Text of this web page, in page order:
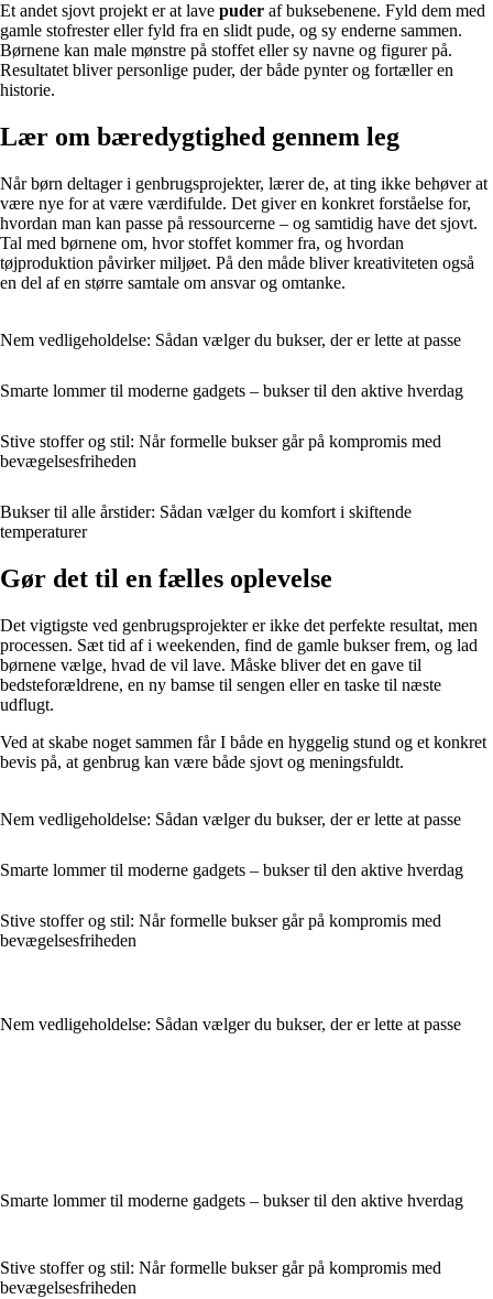
Et andet sjovt projekt er at lave puder af buksebenene. Fyld dem med
gamle stofrester eller fyld fra en slidt pude, og sy enderne sammen.
Børnene kan male mønstre på stoffet eller sy navne og figurer på.
Resultatet bliver personlige puder, der både pynter og fortæller en
historie.
Lær om bæredygtighed gennem leg
Når børn deltager i genbrugsprojekter, lærer de, at ting ikke behøver at
være nye for at være værdifulde. Det giver en konkret forståelse for,
hvordan man kan passe på ressourcerne – og samtidig have det sjovt.
Tal med børnene om, hvor stoffet kommer fra, og hvordan
tøjproduktion påvirker miljøet. På den måde bliver kreativiteten også
en del af en større samtale om ansvar og omtanke.
Nem vedligeholdelse: Sådan vælger du bukser, der er lette at passe
Smarte lommer til moderne gadgets – bukser til den aktive hverdag
Stive stoffer og stil: Når formelle bukser går på kompromis med
bevægelsesfriheden
Bukser til alle årstider: Sådan vælger du komfort i skiftende
temperaturer
Gør det til en fælles oplevelse
Det vigtigste ved genbrugsprojekter er ikke det perfekte resultat, men
processen. Sæt tid af i weekenden, find de gamle bukser frem, og lad
børnene vælge, hvad de vil lave. Måske bliver det en gave til
bedsteforældrene, en ny bamse til sengen eller en taske til næste
udflugt.
Ved at skabe noget sammen får I både en hyggelig stund og et konkret
bevis på, at genbrug kan være både sjovt og meningsfuldt.
Nem vedligeholdelse: Sådan vælger du bukser, der er lette at passe
Smarte lommer til moderne gadgets – bukser til den aktive hverdag
Stive stoffer og stil: Når formelle bukser går på kompromis med
bevægelsesfriheden
Nem vedligeholdelse: Sådan vælger du bukser, der er lette at passe
Smarte lommer til moderne gadgets – bukser til den aktive hverdag
Stive stoffer og stil: Når formelle bukser går på kompromis med
bevægelsesfriheden